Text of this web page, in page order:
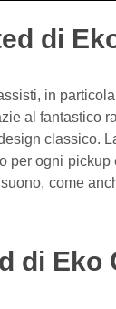
di
in
al fantastico
classico.
ogni
come
di Eko